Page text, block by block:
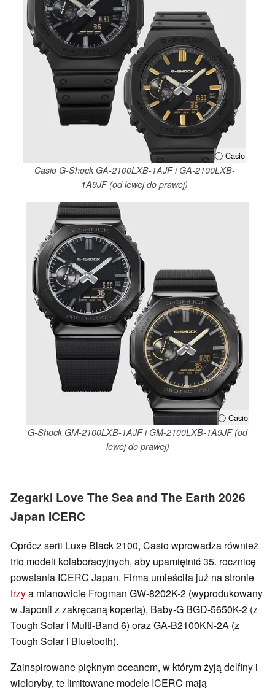
ⓘ Casio
Casio G-Shock GA-2100LXB-1AJF i GA-2100LXB-
1A9JF (od lewej do prawej)
ⓘ Casio
G-Shock GM-2100LXB-1AJF i GM-2100LXB-1A9JF (od
lewej do prawej)
Zegarki Love The Sea and The Earth 2026
Japan ICERC
Oprócz serii Luxe Black 2100, Casio wprowadza również
trio modeli kolaboracyjnych, aby upamiętnić 35. rocznicę
powstania ICERC Japan. Firma umieściła już na stronie
trzya mianowicie Frogman GW-8202K-2 (wyprodukowany
w Japonii z zakręcaną kopertą), Baby-G BGD-5650K-2 (z
Tough Solar i Multi-Band 6) oraz GA-B2100KN-2A (z
Tough Solar i Bluetooth).
Zainspirowane pięknym oceanem, w którym żyją delfiny i
wieloryby, te limitowane modele ICERC mają